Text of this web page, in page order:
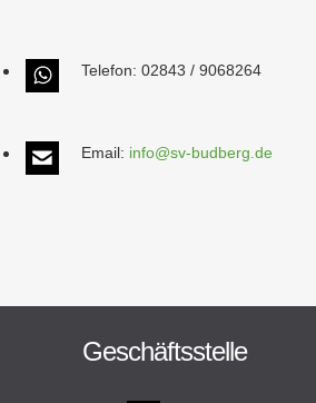
Telefon: 02843 / 9068264
Email: info@sv-budberg.de
Geschäftsstelle